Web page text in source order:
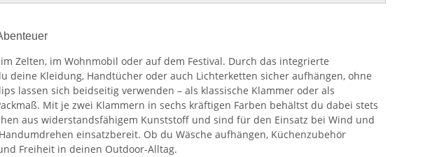
Zelten, im Wohnmobil oder auf dem Festival. Durch das integrierte
deine Kleidung, Handtücher oder auch Lichterketten sicher aufhängen, ohne
lassen sich beidseitig verwenden – als klassische Klammer oder als
Mit je zwei Klammern in sechs kräftigen Farben behältst du dabei stets
aus widerstandsfähigem Kunststoff und sind für den Einsatz bei Wind und
einsatzbereit. Ob du Wäsche aufhängen, Küchenzubehör
Freiheit in deinen Outdoor-Alltag.